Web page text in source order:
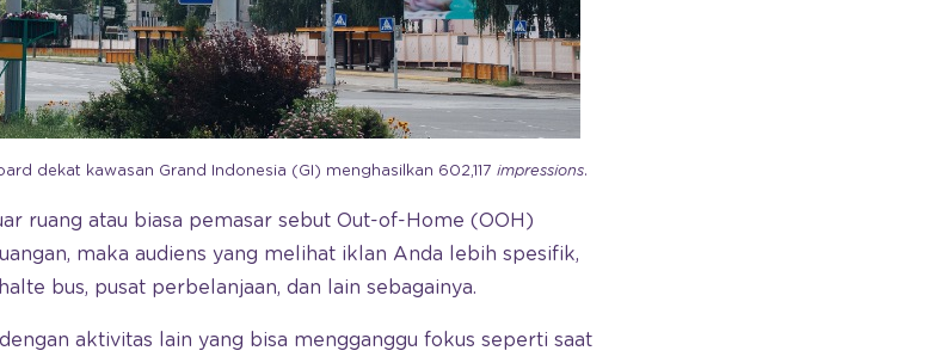
dekat kawasan Grand Indonesia (GI) menghasilkan 602,117 impressions.
ruang atau biasa pemasar sebut Out-of-Home (OOH)
maka audiens yang melihat iklan Anda lebih spesifik,
bus, pusat perbelanjaan, dan lain sebagainya.
aktivitas lain yang bisa mengganggu fokus seperti saat